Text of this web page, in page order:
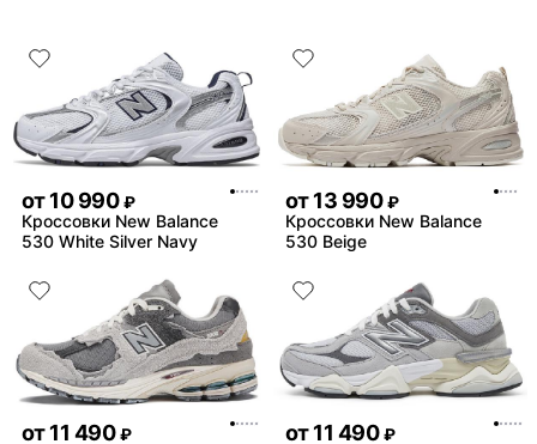
от10 990 ₽
Кроссовки New Balance
530 White Silver Navy
от13 990 ₽
Кроссовки New Balance
530 Beige
от11 490 ₽ от11 490 ₽